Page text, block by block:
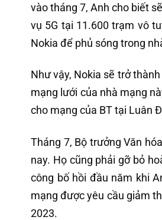
vào tháng 7, Anh cho biết
vụ 5G tại 11.600 trạm vô
Nokia để phủ sóng trong
Như vậy, Nokia sẽ trở
mạng lưới của nhà mạng
cho mạng của BT tại Luân
Tháng 7, Bộ trưởng Văn
nay. Họ cũng phải gỡ bỏ
công bố hồi đầu năm khi
mạng được yêu cầu giảm
2023.